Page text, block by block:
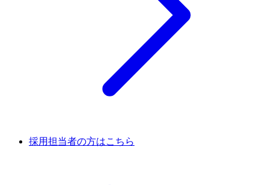
採用担当者の方はこちら